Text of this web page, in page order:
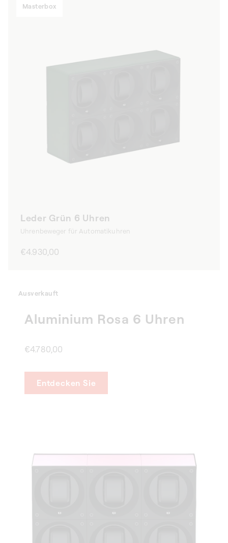
Masterbox
Leder Grün 6 Uhren
Uhrenbeweger für Automatikuhren
Normaler
€4.930,00
Aluminium Rosa 6 Uhren
€4.780,00
Entdecken Sie
Ausverkauft